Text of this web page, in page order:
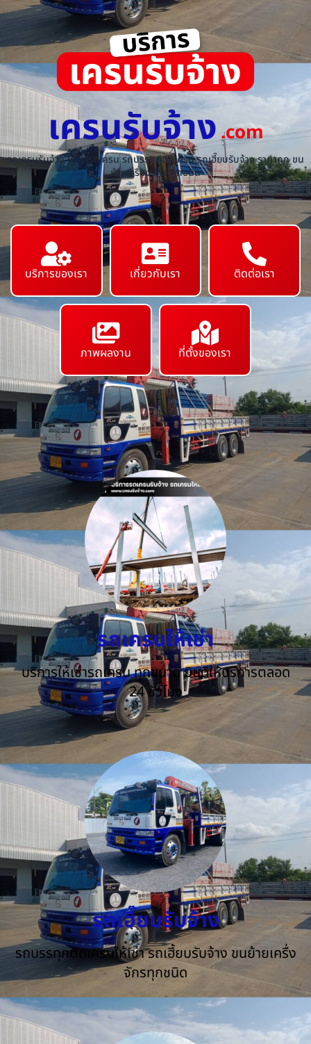
เครนรับจ้าง.com
รถเครนรับจ้าง ให้เช่ารถเครน รถบรรทุกติดเครน รถเฮี๊ยบรับจ้าง ราคาถูก ขน
ย้ายเครื่องจักร ทุกชนิด
บริการของเรา เกี่ยวกับเรา ติดต่อเรา
ภาพผลงาน ที่ตั้งของเรา
รถเครนให้เช่า
บริการให้เช่ารถเครน ทุกขนาด ยินดีให้บริการตลอด
24 ชั่วโมง
รถเฮี๊ยบรับจ้าง
รถบรรทุกติดเครนให้เช่า รถเฮี้ยบรับจ้าง ขนย้ายเครื่ง
จักรทุกชนิด